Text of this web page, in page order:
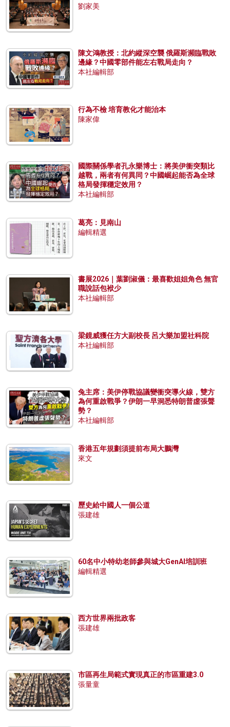
劉家美
陳文鴻教授：北約縱深空襲 俄羅斯瀕臨戰敗
邊緣？中國零部件能左右戰局走向？
本社編輯部
行為不檢 培育教化才能治本
陳家偉
國際關係學者孔永樂博士：將美伊衝突類比
越戰，兩者有何異同？中國崛起能否為全球
格局發揮穩定效用？
本社編輯部
葛亮：見南山
編輯精選
書展2026｜葉劉淑儀：最喜歡姐姐角色 無官
職說話包袱少
本社編輯部
梁鏡威獲任方大副校長 呂大樂加盟社科院
本社編輯部
兔主席：美伊停戰協議變衝突導火線，雙方
為何重啟戰爭？伊朗一早洞悉特朗普虛張聲
勢？
本社編輯部
香港五年規劃須提前布局大鵬灣
來文
歷史給中國人一個公道
張建雄
60名中小特幼老師參與城大GenAI培訓班
編輯精選
西方世界兩批政客
張建雄
市區再生局範式實現真正的市區重建3.0
張量童